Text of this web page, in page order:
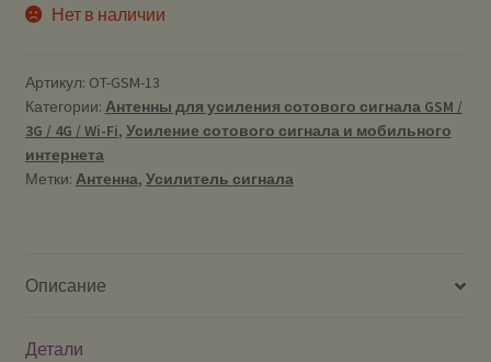
Нет в наличии
Артикул: OT-GSM-13
Категории: Антенны для усиления сотового сигнала GSM /
3G / 4G / Wi-Fi, Усиление сотового сигнала и мобильного
интернета
Метки: Антенна, Усилитель сигнала
Описание
Детали